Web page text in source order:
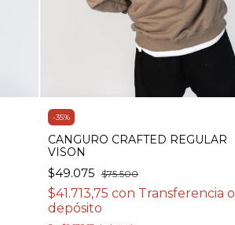
-35%
CANGURO CRAFTED REGULAR
VISON
$49.075 $75.500
$41.713,75 con Transferencia o
depósito